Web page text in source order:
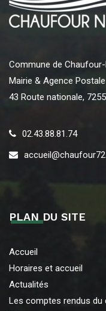
Commune de
Mairie & Agence
43 Route nationale,
02.43.88.81.74
PLAN DU SITE
Accueil
Horaires et accueil
Actualités
Les comptes rendus du